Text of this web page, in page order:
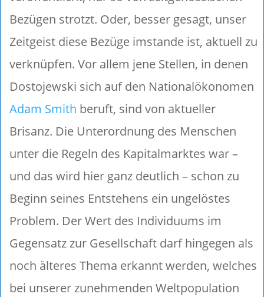
Bezügen strotzt. Oder, besser gesagt, unser
Zeitgeist diese Bezüge imstande ist, aktuell zu
verknüpfen. Vor allem jene Stellen, in denen
Dostojewski sich auf den Nationalökonomen
Adam Smith beruft, sind von aktueller
Brisanz. Die Unterordnung des Menschen
unter die Regeln des Kapitalmarktes war –
und das wird hier ganz deutlich – schon zu
Beginn seines Entstehens ein ungelöstes
Problem. Der Wert des Individuums im
Gegensatz zur Gesellschaft darf hingegen als
noch älteres Thema erkannt werden, welches
bei unserer zunehmenden Weltpopulation